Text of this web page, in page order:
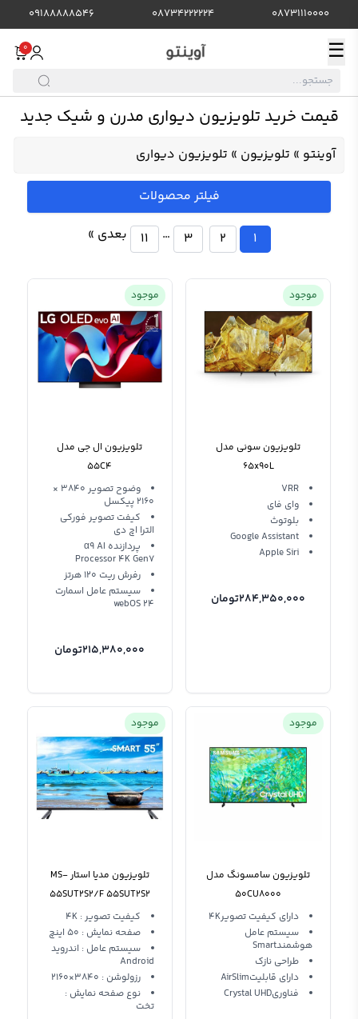
08731110000
08734222224
09188888546
☰
0
قیمت خرید تلویزیون دیواری مدرن و شیک جدید
آوینتو » تلویزیون » تلویزیون دیواری
فیلتر محصولات
1
2
3
…
11 بعدی »
موجود
تلویزیون سونی مدل
65x90L
VRR
وای فای
بلوتوث
Google Assistant
Apple Siri
284,350,000تومان
موجود
تلویزیون ال جی مدل
55C4
وضوح تصویر 3840 ×
2160 پیکسل
کیفت تصویر فورکی
الترا اچ دی
پردازنده α9 AI
Processor 4K Gen7
رفرش ریت 120 هرتز
سیستم عامل اسمارت
webOS 24
215,380,000تومان
موجود
تلویزیون سامسونگ مدل
50CU8000
دارای کیفیت تصویر4K
سیستم عامل
هوشمندSmart
طراحی نازک
دارای قابلیتAirSlim
فناوریCrystal UHD
موجود
تلویزیون مدیا استار MS-
55SUT2S2/F 55SUT2S2
کیفیت تصویر : 4K
صفحه نمایش : 50 اینچ
سیستم عامل : اندروید
Android
رزولوشن : 3840×2160
نوع صفحه نمایش :
تخت